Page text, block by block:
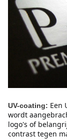
UV-coating: Een
wordt
logo's of
contrast tegen